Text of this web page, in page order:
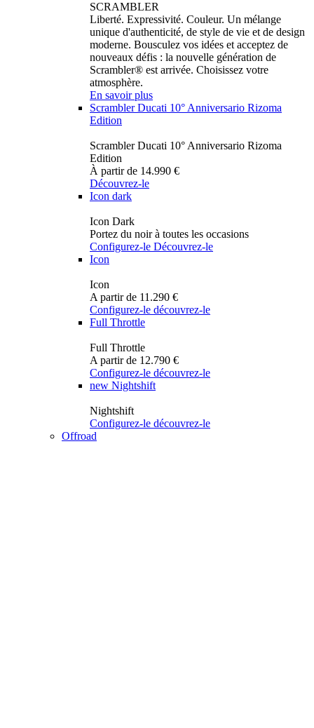
SCRAMBLER
Liberté. Expressivité. Couleur. Un mélange
unique d'authenticité, de style de vie et de design
moderne. Bousculez vos idées et acceptez de
nouveaux défis : la nouvelle génération de
Scrambler® est arrivée. Choisissez votre
atmosphère.
En savoir plus
Scrambler Ducati 10° Anniversario Rizoma
Edition
Scrambler Ducati 10° Anniversario Rizoma
Edition
À partir de 14.990 €
Découvrez-le
Icon dark
Icon Dark
Portez du noir à toutes les occasions
Configurez-le Découvrez-le
Icon
Icon
A partir de 11.290 €
Configurez-le découvrez-le
Full Throttle
Full Throttle
A partir de 12.790 €
Configurez-le découvrez-le
new Nightshift
Nightshift
Configurez-le découvrez-le
Offroad